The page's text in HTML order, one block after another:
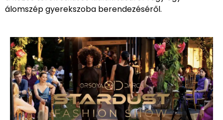
álomszép gyerekszoba berendezéséről.